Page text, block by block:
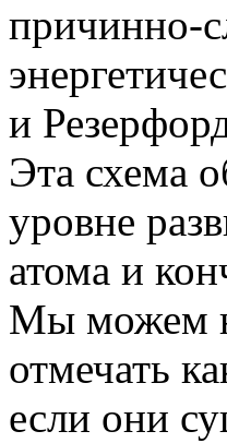
причинно-
и
Эта схема
уровне
атома и
Мы можем
отмечать
если они